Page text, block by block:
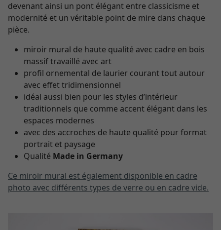
devenant ainsi un pont élégant entre classicisme et
modernité et un véritable point de mire dans chaque
pièce.
miroir mural de haute qualité avec cadre en bois
massif travaillé avec art
profil ornemental de laurier courant tout autour
avec effet tridimensionnel
idéal aussi bien pour les styles d’intérieur
traditionnels que comme accent élégant dans les
espaces modernes
avec des accroches de haute qualité pour format
portrait et paysage
Qualité Made in Germany
Ce miroir mural est également disponible en cadre
photo avec différents types de verre ou en cadre vide.